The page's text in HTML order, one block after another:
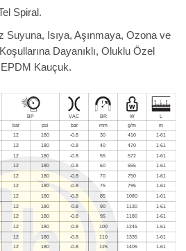
Spiral.
Suyuna, Isıya, Aşınmaya, Ozona ve
Dayanıklı, Oluklu Özel
Kauçuk.